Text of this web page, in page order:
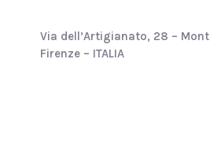
Via dell’Artigianato, 28 –
Firenze – ITALIA